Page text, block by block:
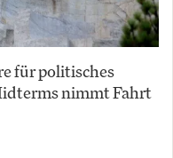
für politisches
nimmt Fahrt